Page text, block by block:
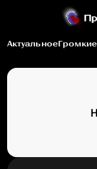
Актуальное